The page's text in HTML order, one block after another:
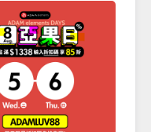
及最新產品資訊
訂閱/取消